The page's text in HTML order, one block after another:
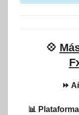
💠
⏩
📊